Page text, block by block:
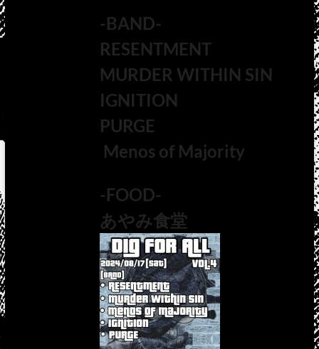
-BAND-
RESENTMENT
MURDER WITHIN SIN
IGNITION
PURGE
Menos of Majority
-FOOD-
あやみ食堂